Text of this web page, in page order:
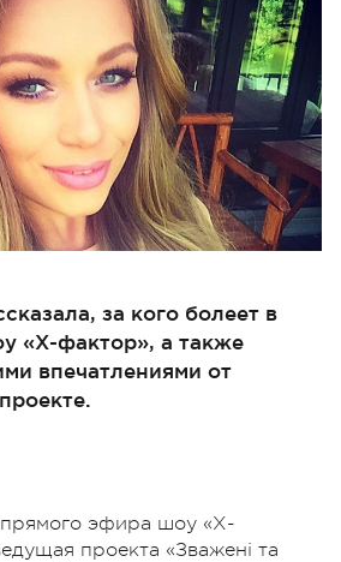
за кого болеет в
«Х-фактор», а также
впечатлениями от
прямого эфира шоу «Х-
проекта «Зважені та